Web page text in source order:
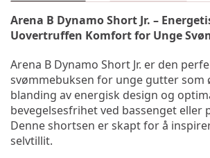
Arena B Dynamo Short Jr. –
Uovertruffen Komfort for Unge
Arena B Dynamo Short Jr. er den
svømmebuksen for unge gutter som
blanding av energisk design og
bevegelsesfrihet ved bassenget eller
Denne shortsen er skapt for å
selvtillit.